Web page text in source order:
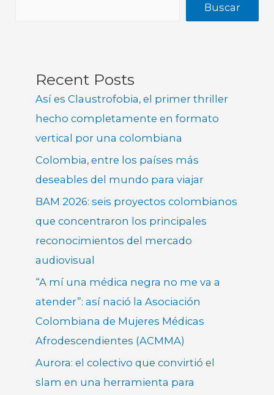
Buscar
Recent Posts
Así es Claustrofobia, el primer thriller
hecho completamente en formato
vertical por una colombiana
Colombia, entre los países más
deseables del mundo para viajar
BAM 2026: seis proyectos colombianos
que concentraron los principales
reconocimientos del mercado
audiovisual
“A mí una médica negra no me va a
atender”: así nació la Asociación
Colombiana de Mujeres Médicas
Afrodescendientes (ACMMA)
Aurora: el colectivo que convirtió el
slam en una herramienta para